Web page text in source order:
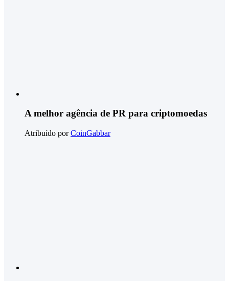
A melhor agência de PR para criptomoedas
Atribuído porCoinGabbar